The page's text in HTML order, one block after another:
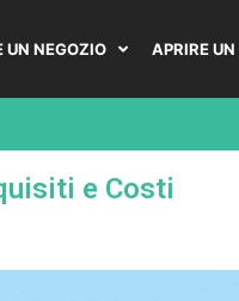
UN NEGOZIO APRIRE
e Costi